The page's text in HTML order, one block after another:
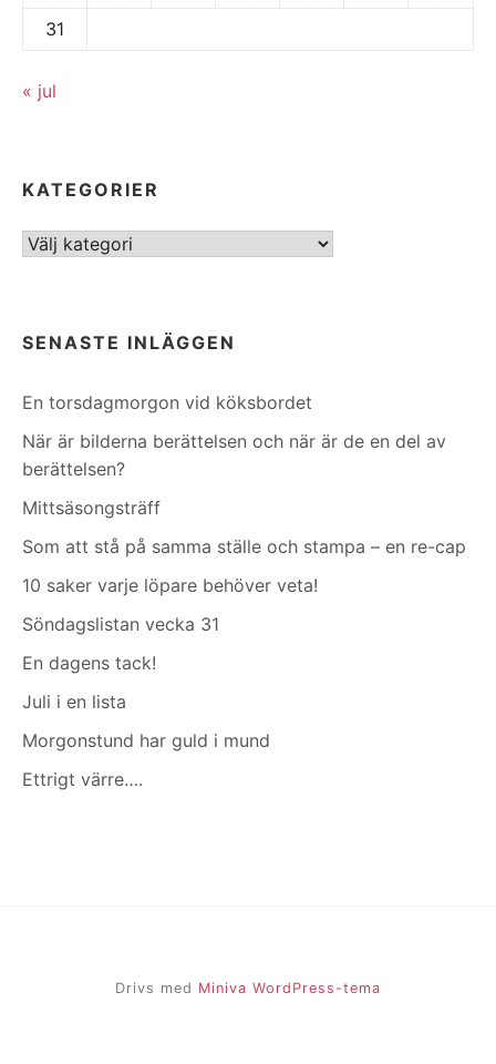
31
« jul
KATEGORIER
Kategorier
SENASTE INLÄGGEN
En torsdagmorgon vid köksbordet
När är bilderna berättelsen och när är de en del av
berättelsen?
Mittsäsongsträff
Som att stå på samma ställe och stampa – en re-cap
10 saker varje löpare behöver veta!
Söndagslistan vecka 31
En dagens tack!
Juli i en lista
Morgonstund har guld i mund
Ettrigt värre….
Drivs med Miniva WordPress-tema